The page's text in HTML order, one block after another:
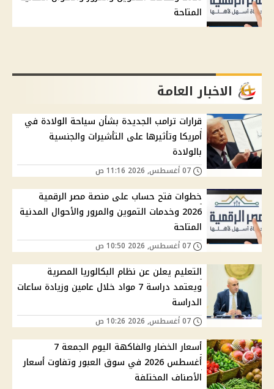
المتاحة
الاخبار العامة
قرارات ترامب الجديدة بشأن سياحة الولادة في
أمريكا وتأثيرها على التأشيرات والجنسية
بالولادة
خطوات فتح حساب على منصة مصر الرقمية
2026 وخدمات التموين والمرور والأحوال المدنية
المتاحة
التعليم يعلن عن نظام البكالوريا المصرية
ويعتمد دراسة 7 مواد خلال عامين وزيادة ساعات
الدراسة
أسعار الخضار والفاكهة اليوم الجمعة 7
أغسطس 2026 في سوق العبور وتفاوت أسعار
الأصناف المختلفة